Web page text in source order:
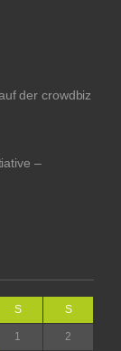
der crowdbiz
–
S S
1 2